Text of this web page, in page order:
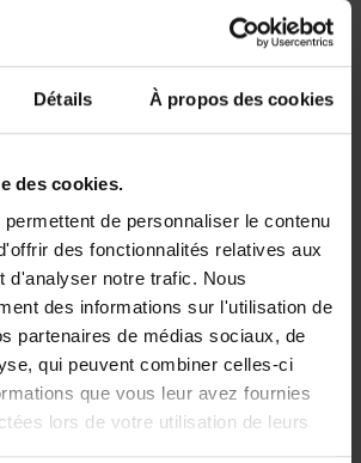
Détails À propos des cookies
des cookies.
de personnaliser le contenu
des fonctionnalités relatives aux
d'analyser notre trafic. Nous
des informations sur l'utilisation de
partenaires de médias sociaux, de
qui peuvent combiner celles-ci
que vous leur avez fournies
lors de votre utilisation de leurs
pour le BeNeLux!)
de particules mélaminé (E1) 28
PVC, acier enduit de poudre, acrylique,
frêne
120/140/160/180/200l x 80p x 74h cm
exemple de carte en pièce jointe